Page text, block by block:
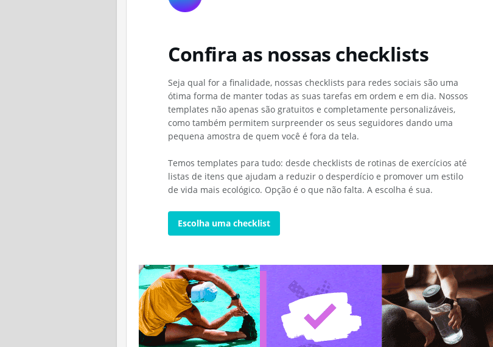
Confira as nossas checklists
Seja qual for a finalidade, nossas checklists para redes sociais são uma
ótima forma de manter todas as suas tarefas em ordem e em dia. Nossos
templates não apenas são gratuitos e completamente personalizáveis,
como também permitem surpreender os seus seguidores dando uma
pequena amostra de quem você é fora da tela.
Temos templates para tudo: desde checklists de rotinas de exercícios até
listas de itens que ajudam a reduzir o desperdício e promover um estilo
de vida mais ecológico. Opção é o que não falta. A escolha é sua.
Escolha uma checklist